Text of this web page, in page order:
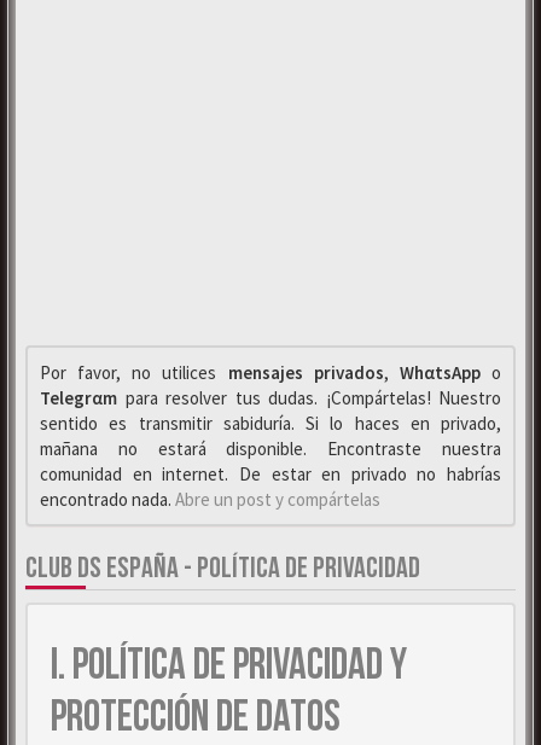
Por favor, no utilices mensajes privados, WhαtsAppo
Telegrαm para resolver tus dudas. ¡Compártelas! Nuestro
sentido es transmitir sabiduría. Si lo haces en privado,
mañana no estará disponible. Encontraste nuestra
comunidad en internet. De estar en privado no habrías
encontrado nada. Abre un post y compártelas
CLUB DS ESPAÑA - POLÍTICA DE PRIVACIDAD
I. POLÍTICA DE PRIVACIDAD Y
PROTECCIÓN DE DATOS